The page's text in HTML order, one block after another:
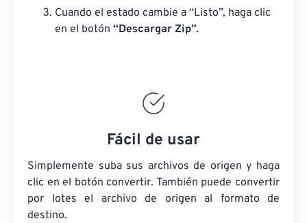
Cuando el estado cambie a “Listo”, haga clic
en el botón “Descargar Zip”.
Fácil de usar
Simplemente suba sus archivos de origen y haga
clic en el botón convertir. También puede convertir
por lotes el archivo de origen al formato de
destino.